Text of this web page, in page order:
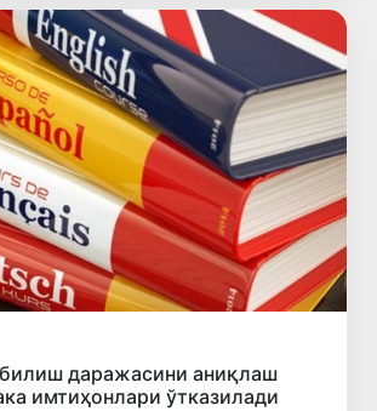
даражасини аниқлаш
имтиҳонлари ўтказилади